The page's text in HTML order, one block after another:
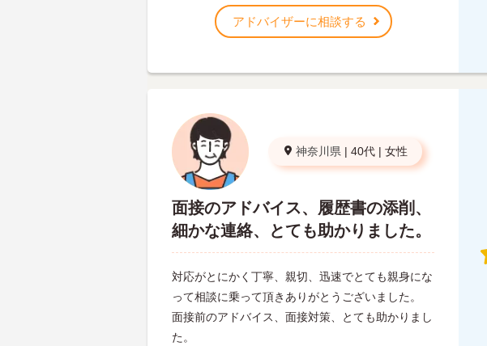
アドバイザーに相談する
神奈川県 | 40代 | 女性
面接のアドバイス、履歴書の添削、
細かな連絡、とても助かりました。
対応がとにかく丁寧、親切、迅速でとても親身にな
って相談に乗って頂きありがとうございました。
面接前のアドバイス、面接対策、とても助かりまし
た。